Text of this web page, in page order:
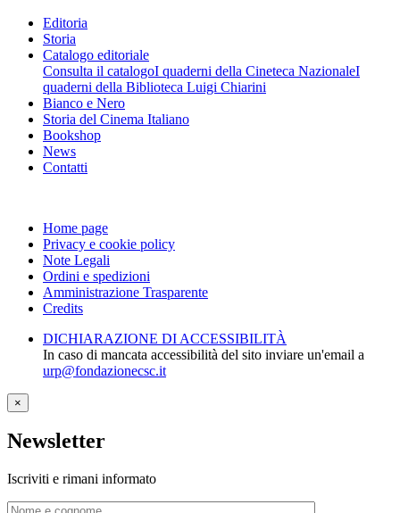
Editoria
Storia
Catalogo editoriale
Consulta il catalogoI quaderni della Cineteca NazionaleI
quaderni della Biblioteca Luigi Chiarini
Bianco e Nero
Storia del Cinema Italiano
Bookshop
News
Contatti
Home page
Privacy e cookie policy
Note Legali
Ordini e spedizioni
Amministrazione Trasparente
Credits
DICHIARAZIONE DI ACCESSIBILITÀ
In caso di mancata accessibilità del sito inviare un'email a
urp@fondazionecsc.it
×
Newsletter
Iscriviti e rimani informato